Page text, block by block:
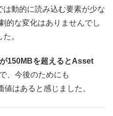
動的に読み込む要素が少な
的な変化はありませんでし
た。
150MBを超えるとAsset
、今後のためにも
はあると感じました。